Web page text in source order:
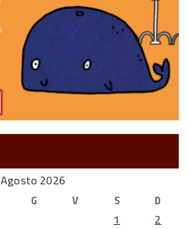
Agosto 2026
G V S D
1
2